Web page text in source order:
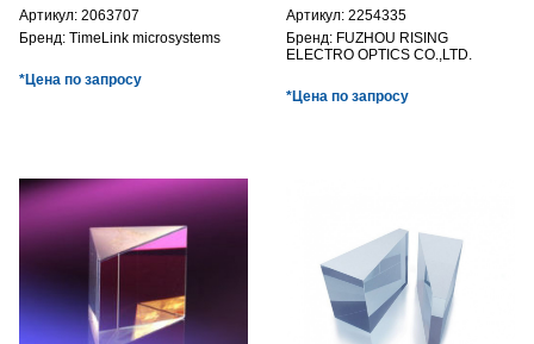
Артикул: 2063707
Бренд: TimeLink microsystems
*Цена по запросу
Артикул: 2254335
Бренд: FUZHOU RISING
ELECTRO OPTICS CO.,LTD.
*Цена по запросу